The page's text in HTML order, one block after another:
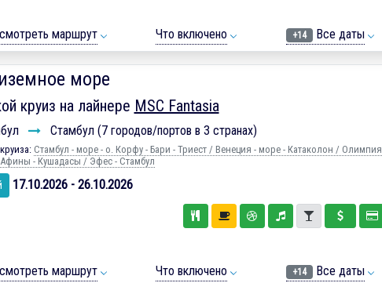
маршрут Что включено +14 Все даты
море
круиз на лайнере MSC Fantasia
Стамбул (7 городов/портов в 3 странах)
Стамбул - море - о. Корфу - Бари - Триест / Венеция - море - Катаколон / Олимпия
- Кушадасы / Эфес - Стамбул
17.10.2026 - 26.10.2026
маршрут Что включено +14 Все даты